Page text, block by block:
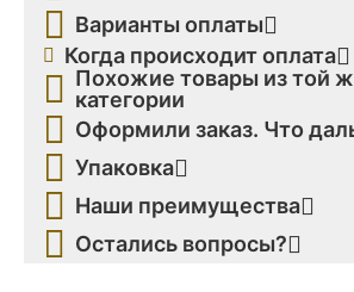
Варианты оплаты
Когда происходит оплата
Похожие товары из той
категории
Оформили заказ. Что
Упаковка
Наши преимущества
Остались вопросы?